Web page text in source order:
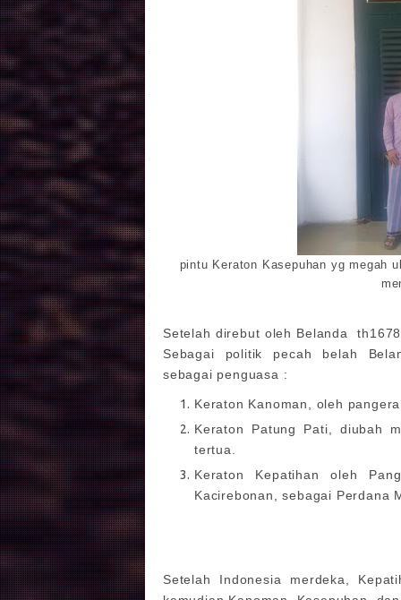
pintu Keraton Kasepuhan yg megah
Setelah direbut oleh Belanda
Sebagai politik pecah belah
sebagai penguasa :
Keraton Kanoman, oleh
Keraton Patung Pati, diubah
tertua.
Keraton Kepatihan oleh
Kacirebonan, sebagai Perdana
Setelah Indonesia merdeka,